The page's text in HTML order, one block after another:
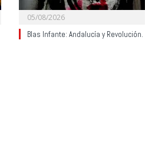
05/08/2026
Blas Infante: Andalucía y Revolución.